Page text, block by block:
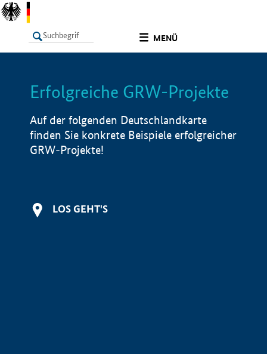
MENÜ
LISTE Info
Erfolgreiche GRW-Projekte
Auf der folgenden Deutschlandkarte
finden Sie konkrete Beispiele erfolgreicher
GRW-Projekte!
LOS GEHT'S